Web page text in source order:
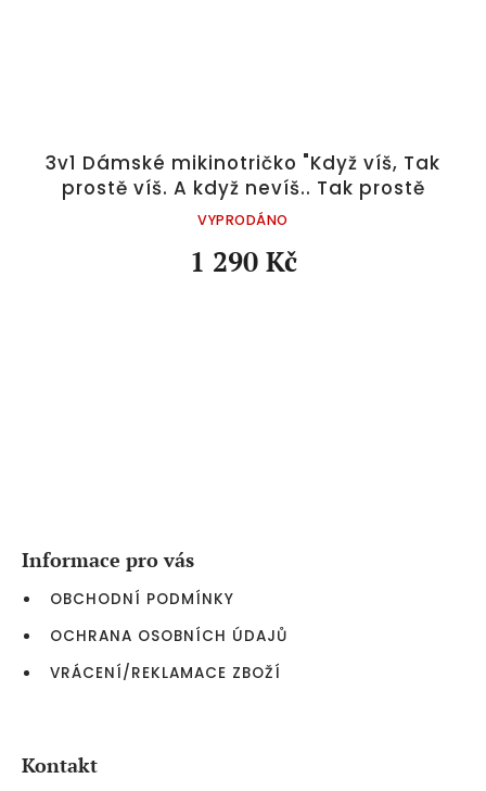
3v1 Dámské mikinotričko "Když víš, Tak
prostě víš. A když nevíš.. Tak prostě
nevíš" | modrá
VYPRODÁNO
1 290 Kč
Informace pro vás
OBCHODNÍ PODMÍNKY
OCHRANA OSOBNÍCH ÚDAJŮ
VRÁCENÍ/REKLAMACE ZBOŽÍ
Kontakt